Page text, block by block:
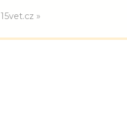
15vet.cz »